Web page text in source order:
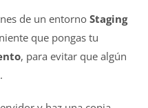
de un entorno Staging
que pongas tu
, para evitar que algún